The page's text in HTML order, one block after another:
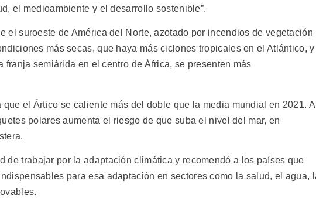
el medioambiente y el desarrollo sostenible”.
el suroeste de América del Norte, azotado por incendios de vegetación
más secas, que haya más ciclones tropicales en el Atlántico, y
franja semiárida en el centro de África, se presenten más
el Ártico se caliente más del doble que la media mundial en 2021.
polares aumenta el riesgo de que suba el nivel del mar, en
de trabajar por la adaptación climática y recomendó a los países que
para esa adaptación en sectores como la salud, el agua,